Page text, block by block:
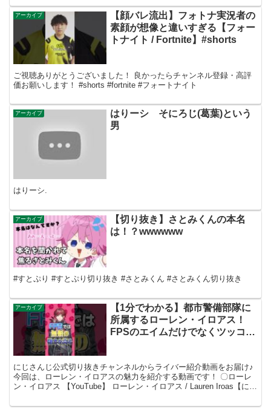
アーカイブ
【顔バレ流出】フォトナ実況者の
素顔が想像と違いすぎる【フォー
トナイト / Fortnite】#shorts
ご視聴ありがとうございました！ 良かったらチャンネル登録・高評
価お願いします！ #shorts #fortnite #フォートナイト
アーカイブ
はりーシ そにろじ(葛葉)という
男
はりーシ.
アーカイブ
【切り抜き】さとみくんの本名
は！？wwwwww
#すとぷり #すとぷり切り抜き #さとみくん #さとみくん切り抜き
アーカイブ
【1分でわかる】都市警備部隊に
所属するローレン・イロアス！
FPSのエイムだけでなくツッコミ
にじさんじ公式切り抜きチャンネルからライバー紹介動画をお届け♪
今回は、ローレン・イロアスの魅力を紹介する動画です！ 〇ローレ
ン・イロアス 【YouTube】 ローレン・イロアス / Lauren Iroas【にじ